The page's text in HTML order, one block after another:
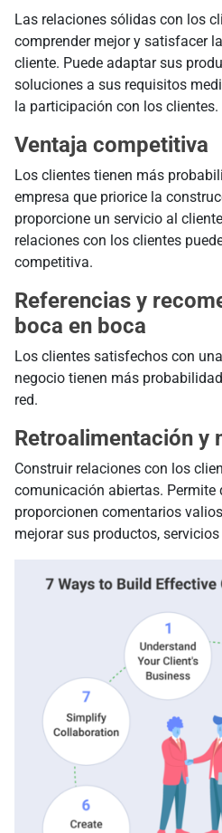
Las relaciones sólidas con los
comprender mejor y satisfacer
cliente. Puede adaptar sus
soluciones a sus requisitos
la participación con los clientes.
Ventaja competitiva
Los clientes tienen más
empresa que priorice la
proporcione un servicio al
relaciones con los clientes
competitiva.
Referencias y
boca en boca
Los clientes satisfechos con
negocio tienen más
red.
Retroalimentación y
Construir relaciones con los
comunicación abiertas. Permite
proporcionen comentarios
mejorar sus productos,